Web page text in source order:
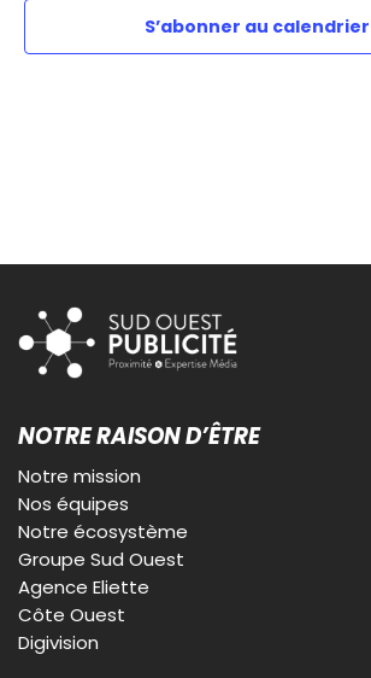
S’abonner au calendrier
NOTRE RAISON D’ÊTRE
Notre mission
Nos équipes
Notre écosystème
Groupe Sud Ouest
Agence Eliette
Côte Ouest
Digivision